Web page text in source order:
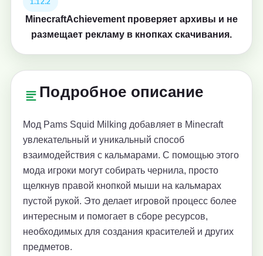
1.12.2
MinecraftAchievement проверяет архивы и не
размещает рекламу в кнопках скачивания.
Подробное описание
Мод Pams Squid Milking добавляет в Minecraft
увлекательный и уникальный способ
взаимодействия с кальмарами. С помощью этого
мода игроки могут собирать чернила, просто
щелкнув правой кнопкой мыши на кальмарах
пустой рукой. Это делает игровой процесс более
интересным и помогает в сборе ресурсов,
необходимых для создания красителей и других
предметов.